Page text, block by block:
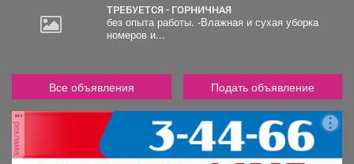
ТРЕБУЕТСЯ - ГОРНИЧНАЯ
без опыта работы. -Влажная и сухая уборка
номеров и...
Все объявления Подать объявление
реклама